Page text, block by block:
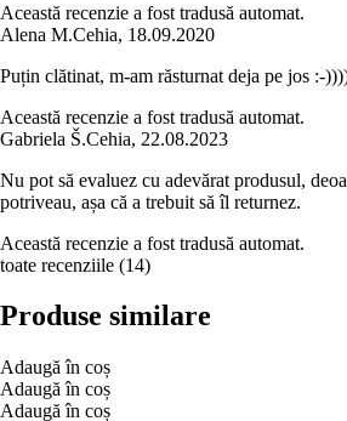
Această recenzie a fost tradusă automat.
Alena M.Cehia, 18.09.2020
Puțin clătinat, m-am răsturnat deja pe jos :-
Această recenzie a fost tradusă automat.
Gabriela Š.Cehia, 22.08.2023
Nu pot să evaluez cu adevărat produsul,
potriveau, așa că a trebuit să îl returnez.
Această recenzie a fost tradusă automat.
toate recenziile (14)
Produse similare
Adaugă în coș
Adaugă în coș
Adaugă în coș